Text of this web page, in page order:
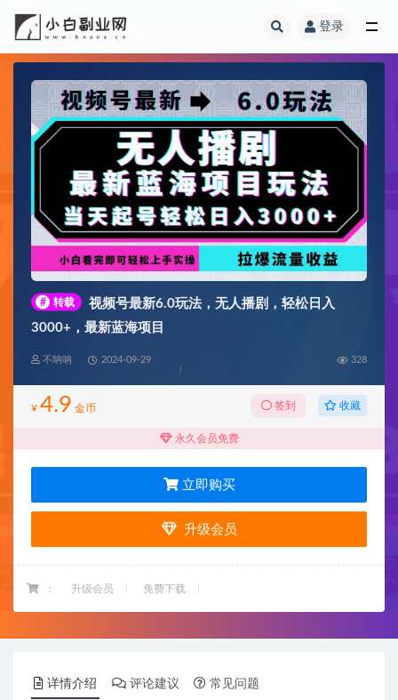
登录
# 转载
视频号最新6.0玩法，无人播剧，轻松日入
3000+，最新蓝海项目
不呐呐 2024-09-29 328
¥ 4.9 金币 签到 收藏
永久会员免费
立即购买
升级会员
： 升级会员 免费下载
详情介绍 评论建议 常见问题